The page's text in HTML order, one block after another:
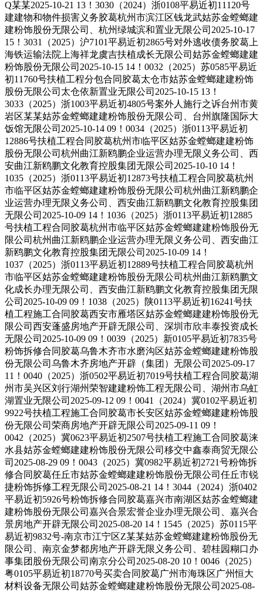
Q某某2025-10-21 13！3030（2024）浙0108平易近初11120号
建建物和物件损害义务胶葛杭州市滨江区钱龙武姑苏金螳螂建
建粉饰股份无限公司、杭州绿城滨和置业无限公司2025-10-17
15！3031（2025）沪7101平易近初2865号对外逃收债务胶葛上
海铁运输法院上海祥龙虞吉扶植成长无限公司姑苏金螳螂建建
粉饰股份无限公司2025-10-15 14！0032（2025）苏0585平易近
初11760号扶植工程分包合同胶葛太仓市姑苏金螳螂建建粉饰
股份无限公司太仓依新置业无限公司2025-10-15 13！
3033（2025）浙1003平易近初4805号案外人施行之诉台州市黄
岩区某某姑苏金螳螂建建粉饰股份无限公司、台州旗隆国际大
饭馆无限公司2025-10-14 09！0034（2025）浙0113平易近初
12886号扶植工程合同胶葛杭州市临平区姑苏金螳螂建建粉饰
股份无限公司杭州曲江新鸥鹏企业运营办理无限义务公司、西
安曲江新鸥鹏文化教育控股集团无限公司2025-10-10 14！
1035（2025）浙0113平易近初12873号扶植工程合同胶葛杭州
市临平区姑苏金螳螂建建粉饰股份无限公司杭州曲江新鸥鹏企
业运营办理无限义务公司、西安曲江新鸥鹏文化教育控股集团
无限公司2025-10-09 14！1036（2025）浙0113平易近初12885
号扶植工程合同胶葛杭州市临平区姑苏金螳螂建建粉饰股份无
限公司杭州曲江新鸥鹏企业运营办理无限义务公司、西安曲江
新鸥鹏文化教育控股集团无限公司2025-10-09 14！
1037（2025）浙0113平易近初12889号扶植工程合同胶葛杭州
市临平区姑苏金螳螂建建粉饰股份无限公司杭州曲江新鸥鹏文
化成长办理无限公司、西安曲江新鸥鹏文化教育控股集团无限
公司2025-10-09 09！1038（2025）陕0113平易近初16241号扶
植工程施工合同胶葛西安市雁塔区姑苏金螳螂建建粉饰股份无
限公司西安蓬盛房地产开辟无限公司、深圳市欣丰泰投资成长
无限公司2025-10-09 09！0039（2025）新0105平易近初7835号
粉饰拆修合同胶葛乌鲁木齐市水磨沟区姑苏金螳螂建建粉饰股
份无限公司乌鲁木齐房地产开辟（集团）无限公司2025-09-17
11！0040（2025）浙0502平易近初7019号扶植工程合同胶葛湖
州市吴兴区刘行湖州荣智建建粉饰工程无限公司、湖州市乌虹
湖置业无限公司2025-09-12 09！0041（2024）冀0102平易近初
9922号扶植工程施工合同胶葛市长安区姑苏金螳螂建建粉饰股
份无限公司荣商房地产开辟无限公司2025-09-11 09！
0042（2025）冀0623平易近初2507号扶植工程施工合同胶葛涞
水县姑苏金螳螂建建粉饰股份无限公司移交中鑫泰商贸无限公
司2025-08-29 09！0043（2025）冀0982平易近初2721号粉饰拆
修合同胶葛任丘市姑苏金螳螂建建粉饰股份无限公司任丘市锐
捷粉饰拆修工程无限公司2025-08-21 14！3044（2024）浙0402
平易近初5926号粉饰拆修合同胶葛嘉兴市南湖区姑苏金螳螂建
建粉饰股份无限公司嘉兴合景宏誉企业办理无限公司、嘉兴合
景房地产开辟无限公司2025-08-20 14！1545（2025）苏0115平
易近初9832号-南京市江宁区Z某某姑苏金螳螂建建粉饰股份无
限公司、南京金梦都房地产开辟无限义务公司、碧桂园糊口办
事集团股份无限公司南京分公司2025-08-20 10！0046（2025）
粤0105平易近初18770号买卖合同胶葛广州市海珠区广州恒大
材料设备无限公司姑苏金螳螂建建粉饰股份无限公司2025-08-